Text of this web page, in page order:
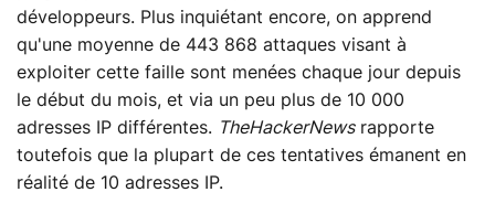
développeurs. Plus inquiétant encore, on apprend
qu'une moyenne de 443 868 attaques visant à
exploiter cette faille sont menées chaque jour depuis
le début du mois, et via un peu plus de 10 000
adresses IP différentes. TheHackerNewsrapporte
toutefois que la plupart de ces tentatives émanent en
réalité de 10 adresses IP.